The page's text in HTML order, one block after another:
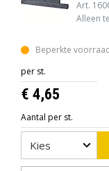
Art.
Alleen
Beperkte
per st.
€ 4,65
Aantal per st.